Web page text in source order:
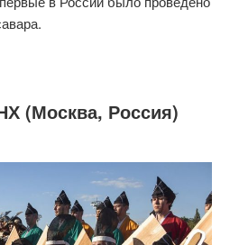
(Москва, Россия)